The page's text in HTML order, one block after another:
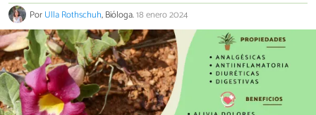
PorUlla Rothschuh, Bióloga.18 enero 2024